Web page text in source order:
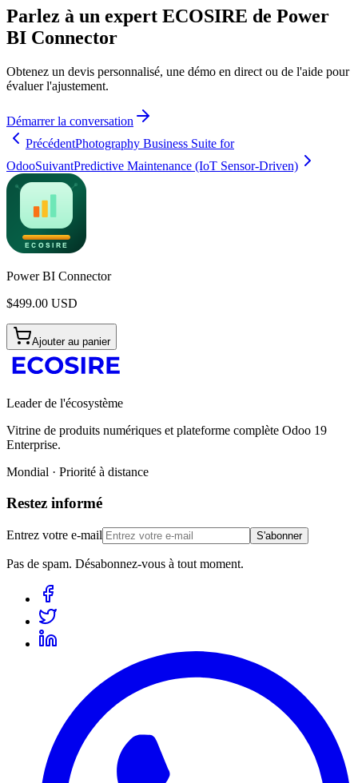
Parlez à un expert ECOSIRE de Power
BI Connector
Obtenez un devis personnalisé, une démo en direct ou de l'aide pour
évaluer l'ajustement.
Démarrer la conversation
PrécédentPhotography Business Suite for
OdooSuivantPredictive Maintenance (IoT Sensor-Driven)
Power BI Connector
$499.00 USD
Ajouter au panier
Leader de l'écosystème
Vitrine de produits numériques et plateforme complète Odoo 19
Enterprise.
Mondial · Priorité à distance
Restez informé
Entrez votre e-mail S'abonner
Pas de spam. Désabonnez-vous à tout moment.